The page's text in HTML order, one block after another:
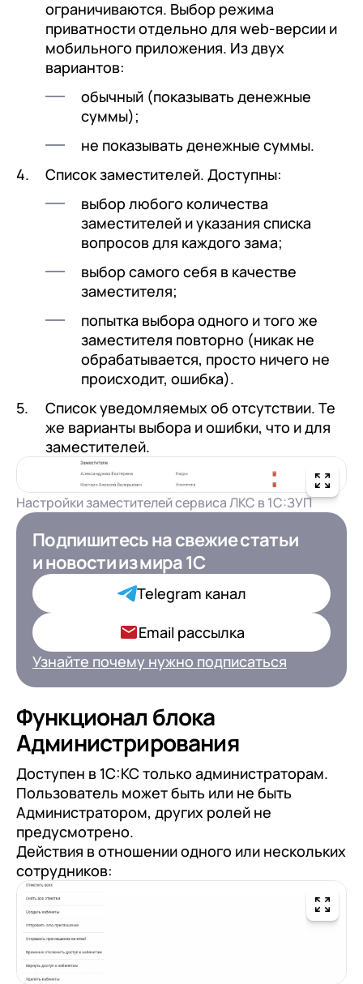
ограничиваются. Выбор режима
приватности отдельно для web-версии и
мобильного приложения. Из двух
вариантов:
обычный (показывать денежные
суммы);
не показывать денежные суммы.
Список заместителей. Доступны:
выбор любого количества
заместителей и указания списка
вопросов для каждого зама;
выбор самого себя в качестве
заместителя;
попытка выбора одного и того же
заместителя повторно (никак не
обрабатывается, просто ничего не
происходит, ошибка).
Список уведомляемых об отсутствии. Те
же варианты выбора и ошибки, что и для
заместителей.
Настройки заместителей сервиса ЛКС в 1С:ЗУП
Подпишитесь на свежие статьи
и новостииз мира 1С
Telegram канал
Email рассылка
Узнайте почему нужно подписаться
Подпишитесь на свежие статьи
и новостииз мира 1С для ИТ-
Директоров
Подписаться
на обработку персональных
данных
Функционал блока
Администрирования
Доступен в 1С:КС только администраторам.
Пользователь может быть или не быть
Администратором, других ролей не
предусмотрено.
Действия в отношении одного или нескольких
сотрудников: